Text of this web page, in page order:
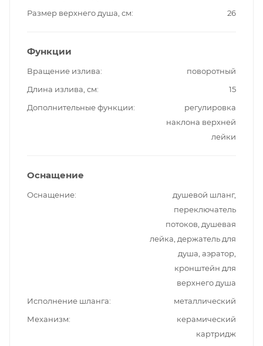
Размер верхнего душа, см
26
Функции
Вращение излива
поворотный
Длина излива, см
15
Дополнительные функции
регулировка
наклона верхней
лейки
Оснащение
Оснащение
душевой шланг,
переключатель
потоков, душевая
лейка, держатель для
душа, аэратор,
кронштейн для
верхнего душа
Исполнение шланга
металлический
Механизм
керамический
картридж